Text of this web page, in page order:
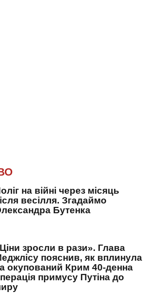
на війні через місяць
весілля. Згадаймо
Бутенка
зросли в рази». Глава
пояснив, як вплинула
окупований Крим 40-денна
примусу Путіна до